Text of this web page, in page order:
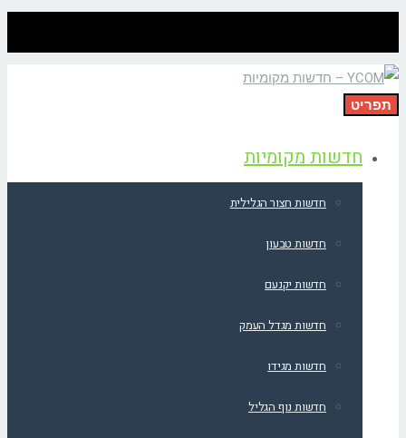
תפריט
חדשות מקומיות
חדשות חצור הגלילית
חדשות טבעון
חדשות יקנעם
חדשות מגדל העמק
חדשות מגידו
חדשות נוף הגליל